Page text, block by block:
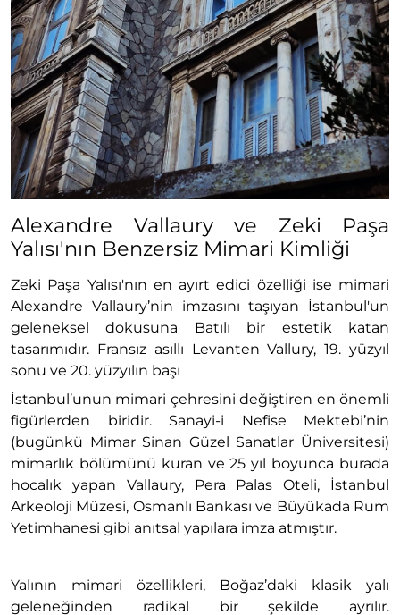
Alexandre Vallaury ve Zeki Paşa
Yalısı'nın Benzersiz Mimari Kimliği
Zeki Paşa Yalısı'nın en ayırt edici özelliği ise mimari
Alexandre Vallaury’nin imzasını taşıyan İstanbul'un
geleneksel dokusuna Batılı bir estetik katan
tasarımıdır. Fransız asıllı Levanten Vallury, 19. yüzyıl
sonu ve 20. yüzyılın başı
İstanbul’unun mimari çehresini değiştiren en önemli
figürlerden biridir. Sanayi-i Nefise Mektebi’nin
(bugünkü Mimar Sinan Güzel Sanatlar Üniversitesi)
mimarlık bölümünü kuran ve 25 yıl boyunca burada
hocalık yapan Vallaury, Pera Palas Oteli, İstanbul
Arkeoloji Müzesi, Osmanlı Bankası ve Büyükada Rum
Yetimhanesi gibi anıtsal yapılara imza atmıştır.
Yalının mimari özellikleri, Boğaz’daki klasik yalı
geleneğinden radikal bir şekilde ayrılır.